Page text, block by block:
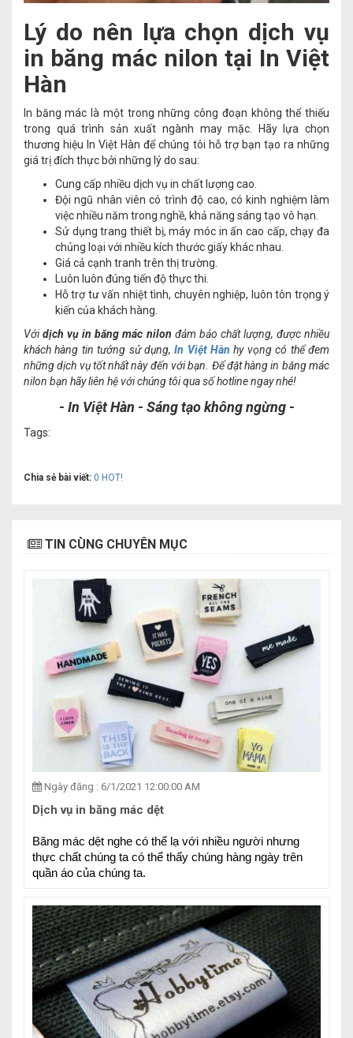
Lý do nên lựa chọn dịch vụ
in băng mác nilon tại In Việt
Hàn
In băng mác là một trong những công đoạn không thể thiếu
trong quá trình sản xuất ngành may mặc. Hãy lựa chọn
thương hiệu In Việt Hàn để chúng tôi hỗ trợ bạn tạo ra những
giá trị đích thực bởi những lý do sau:
Cung cấp nhiều dịch vụ in chất lượng cao.
Đội ngũ nhân viên có trình độ cao, có kinh nghiệm làm
việc nhiều năm trong nghề, khả năng sáng tạo vô hạn.
Sử dụng trang thiết bị, máy móc in ấn cao cấp, chạy đa
chủng loại với nhiều kích thước giấy khác nhau.
Giá cả cạnh tranh trên thị trường.
Luôn luôn đúng tiến độ thực thi.
Hỗ trợ tư vấn nhiệt tình, chuyên nghiệp, luôn tôn trọng ý
kiến của khách hàng.
Vớidịch vụ in băng mác nilon đảm bảo chất lượng, được nhiều
khách hàng tin tưởng sử dụng,In Việt Hàn hy vọng có thể đem
những dịch vụ tốt nhất này đến với bạn. Để đặt hàng in băng mác
nilon bạn hãy liên hệ với chúng tôi qua số hotline ngay nhé!
- In Việt Hàn - Sáng tạo không ngừng -
Tags:
Chia sẻ bài viết: 0 HOT!
TIN CÙNG CHUYÊN MỤC
Ngày đăng : 6/1/2021 12:00:00 AM
Dịch vụ in băng mác dệt
Băng mác dệt nghe có thể lạ với nhiều người nhưng
thực chất chúng ta có thể thấy chúng hàng ngày trên
quần áo của chúng ta.